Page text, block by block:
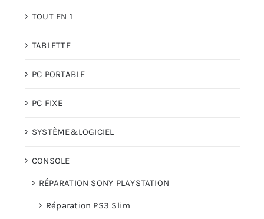
TOUT EN 1
TABLETTE
PC PORTABLE
PC FIXE
SYSTÈME&LOGICIEL
CONSOLE
RÉPARATION SONY PLAYSTATION
Réparation PS3 Slim